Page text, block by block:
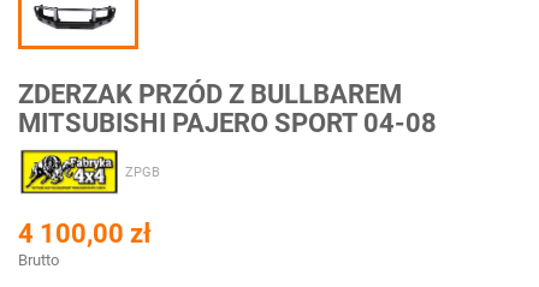
ZDERZAK PRZÓD Z BULLBAREM
MITSUBISHI PAJERO SPORT 04-08
ZPGB
4 100,00 zł
Brutto